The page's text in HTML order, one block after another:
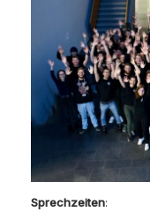
Sprechzeiten: